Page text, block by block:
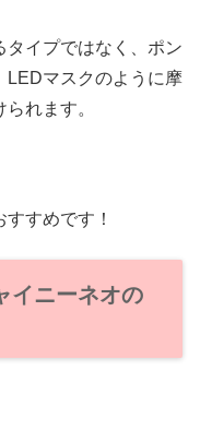
タイプではなく、ポン
LEDマスクのように摩
れます。
すめです！
イニーネオの